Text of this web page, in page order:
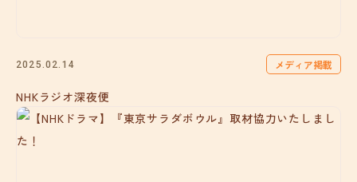
2025.02.14 メディア掲載
NHKラジオ深夜便